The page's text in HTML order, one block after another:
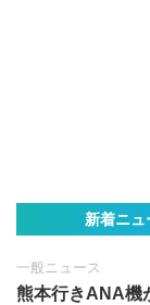
新着ニュ
一般ニュース
熊本行きANA機